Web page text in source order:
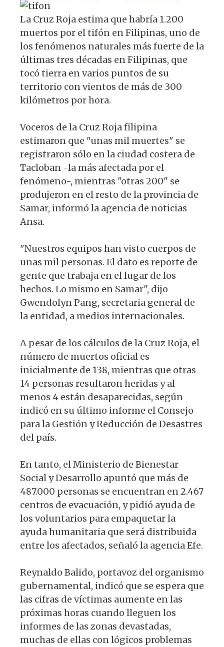
at
s
A
p
p
c
e
b
o
o
es
k
y
e
g
ra
m
La Cruz Roja estima que habría 1.200
muertos por el tifón en Filipinas, uno de
los fenómenos naturales más fuerte de la
últimas tres décadas en Filipinas, que
tocó tierra en varios puntos de su
territorio con vientos de más de 300
kilómetros por hora.
Voceros de la Cruz Roja filipina
estimaron que "unas mil muertes" se
registraron sólo en la ciudad costera de
Tacloban -la más afectada por el
fenómeno-, mientras "otras 200" se
produjeron en el resto de la provincia de
Samar, informó la agencia de noticias
Ansa.
"Nuestros equipos han visto cuerpos de
unas mil personas. El dato es reporte de
gente que trabaja en el lugar de los
hechos. Lo mismo en Samar", dijo
Gwendolyn Pang, secretaria general de
la entidad, a medios internacionales.
A pesar de los cálculos de la Cruz Roja, el
número de muertos oficial es
inicialmente de 138, mientras que otras
14 personas resultaron heridas y al
menos 4 están desaparecidas, según
indicó en su último informe el Consejo
para la Gestión y Reducción de Desastres
del país.
En tanto, el Ministerio de Bienestar
Social y Desarrollo apuntó que más de
487.000 personas se encuentran en 2.467
centros de evacuación, y pidió ayuda de
los voluntarios para empaquetar la
ayuda humanitaria que será distribuida
entre los afectados, señaló la agencia Efe.
Reynaldo Balido, portavoz del organismo
gubernamental, indicó que se espera que
las cifras de víctimas aumente en las
próximas horas cuando lleguen los
informes de las zonas devastadas,
muchas de ellas con lógicos problemas